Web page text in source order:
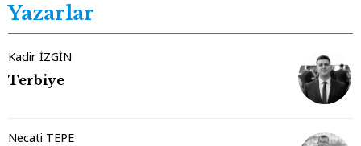
Yazarlar
Kadir İZGİN
Terbiye
Necati TEPE